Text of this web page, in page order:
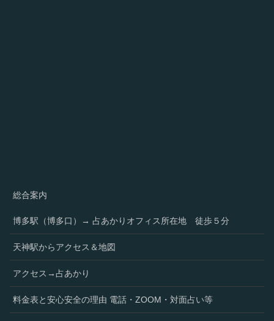
総合案内
博多駅（博多口）→ 占あかりオフィス所在地 徒歩５分
天神駅からアクセス＆地図
アクセス→占あかり
料金表と安心安全の理由 電話・ZOOM・対面占い等